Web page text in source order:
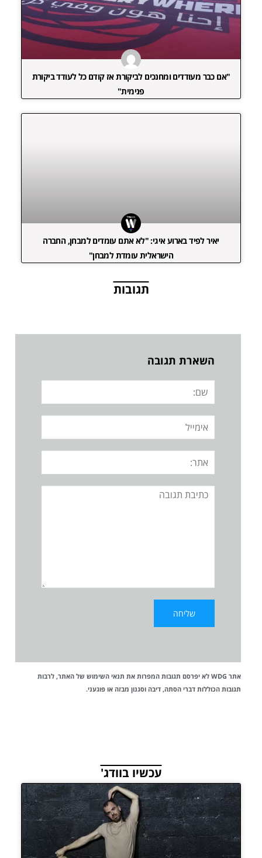
"אם כבר מעודדים ומחנכים לביקורת אז קודם כל לעודד ביקורת
פנימית"
יאיר לפיד בארוע איגי: "לא אתם עומדים למבחן, החברה
הישראלית עומדת למבחן"
תגובות
השארת תגובה
שם:
אימייל
אתר:
תגובה
אתר WDG לא יפרסם תגובות המפרות את תנאי השימוש של האתר, לרבות
תגובות הכוללות דברי הסתה, דיבה וסגנון מבזה או פוגעני.
עכשיו בוודג'